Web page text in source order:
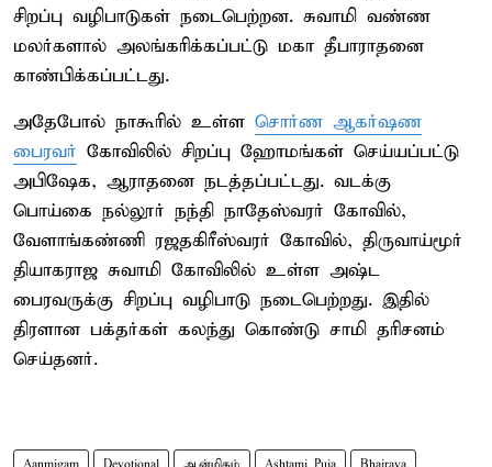
சிறப்பு வழிபாடுகள் நடைபெற்றன. சுவாமி வண்ண
மலர்களால் அலங்கரிக்கப்பட்டு மகா தீபாராதனை
காண்பிக்கப்பட்டது.
அதேபோல் நாகூரில் உள்ள சொர்ண ஆகர்ஷண
பைரவர் கோவிலில் சிறப்பு ஹோமங்கள் செய்யப்பட்டு
அபிஷேக, ஆராதனை நடத்தப்பட்டது. வடக்கு
பொய்கை நல்லூர் நந்தி நாதேஸ்வரர் கோவில்,
வேளாங்கண்ணி ரஜதகிரீஸ்வரர் கோவில், திருவாய்மூர்
தியாகராஜ சுவாமி கோவிலில் உள்ள அஷ்ட
பைரவருக்கு சிறப்பு வழிபாடு நடைபெற்றது. இதில்
திரளான பக்தர்கள் கலந்து கொண்டு சாமி தரிசனம்
செய்தனர்.